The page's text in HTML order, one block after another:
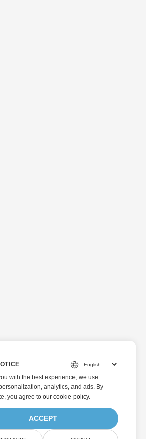
with the best experience, we use
analytics, and ads. By
you agree to our cookie policy.
ACCEPT